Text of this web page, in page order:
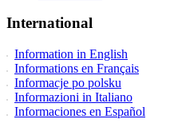
International
Information in English
Informations en Français
Informacje po polsku
Informazioni in Italiano
Informaciones en Español